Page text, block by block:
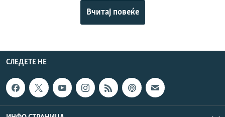
Вчитај повеќе
СЛЕДЕТЕ НЕ